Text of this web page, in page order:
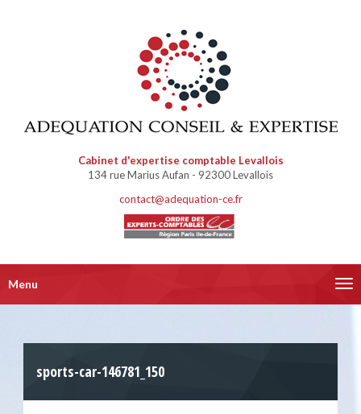
Cabinet d'expertise comptable Levallois
134 rue Marius Aufan - 92300 Levallois
contact@adequation-ce.fr
Menu
sports-car-146781_150